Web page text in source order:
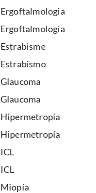
Ergoftalmologia
Ergoftalmología
Estrabisme
Estrabismo
Glaucoma
Glaucoma
Hipermetropia
Hipermetropía
ICL
ICL
Miopía